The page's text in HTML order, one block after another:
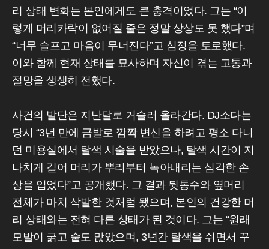
리 상태 변화는 본인에게도 큰 충격이었다. 그는 “이
렇게 머리카락이 없어질 줄은 정말 상상도 못 했다”며
“너무 슬프고 마음이 무너진다”고 심정을 토로했다.
이와 함께 현재 상태를 묘사하며 자신이 겪는 고통과
절망을 생생히 전했다.
사건의 발단은 지난달로 거슬러 올라간다. DJ소다는
당시 “3년 만에 금발로 깜짝 변신을 하려고 평소 다니
던 미용실에서 탈색 시술을 받았으나, 탈색 시간이 지
나치게 길어 머리가 뿌리부터 녹아내리는 심각한 손
상을 입었다”고 공개했다. 그 결과 뒷통수와 옆머리
전체가 마치 삭발한 것처럼 됐으며, 본인의 건강한 머
리 상태와는 전혀 다른 상태가 된 것이다. 그는 “원래
모발이 굵고 숱도 많았으며, 3년간 탈색을 쉬면서 꾸